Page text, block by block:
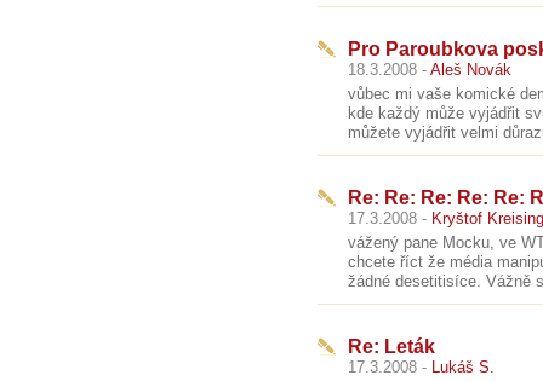
Pro Paroubkova
18.3.2008 - Aleš Novák
vůbec mi vaše komické
kde každý může vyjádřit
můžete vyjádřit velmi
Re: Re: Re: Re: Re:
17.3.2008 - Kryštof
vážený pane Mocku, ve
chcete říct že média
žádné desetitisíce. Vážně
Re: Leták
17.3.2008 - Lukáš S.